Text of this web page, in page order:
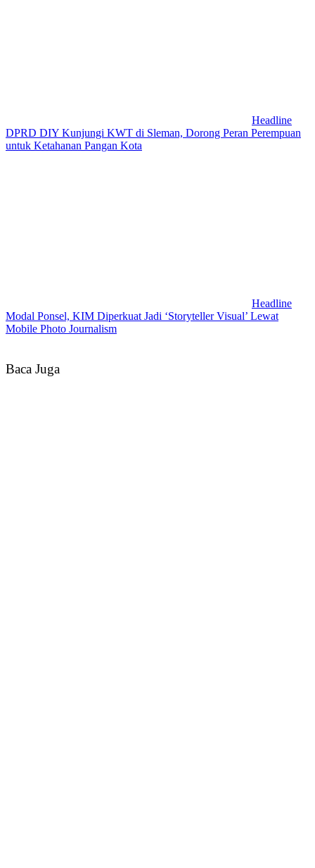
Headline
DPRD DIY Kunjungi KWT di Sleman, Dorong Peran Perempuan
untuk Ketahanan Pangan Kota
Headline
Modal Ponsel, KIM Diperkuat Jadi ‘Storyteller Visual’ Lewat
Mobile Photo Journalism
Baca Juga